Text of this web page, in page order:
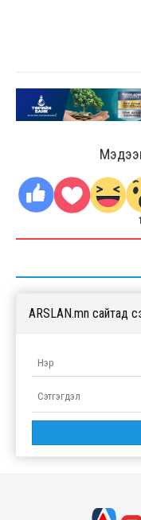
1
ARSLAN.mn сайтад